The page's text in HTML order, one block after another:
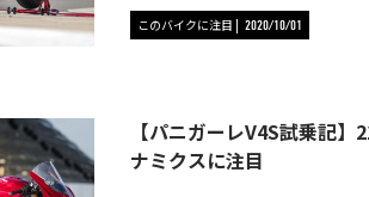
このバイクに注目 2020/10/01
【パニガーレV4S試乗記
ナミクスに注目